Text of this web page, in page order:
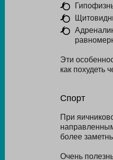
Эти
как похудеть
Спорт
При
более
Очень